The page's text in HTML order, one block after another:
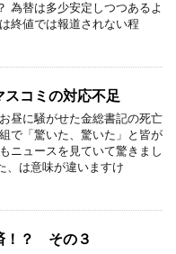
為替は多少安定しつつあるよ
終値では報道されない程
コミの対応不足
昼に騒がせた金総書記の死亡
で「驚いた、驚いた」と皆が
ニュースを見ていて驚きまし
、は意味が違いますけ
！？ その３